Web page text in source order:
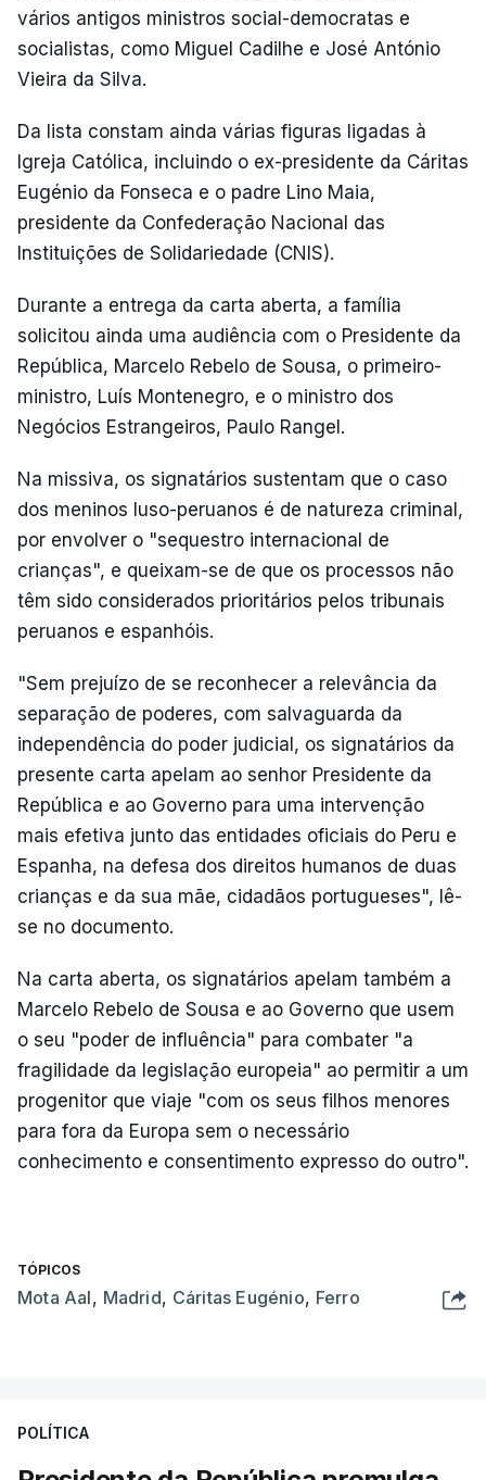
vários antigos ministros social-democratas e
socialistas, como Miguel Cadilhe e José António
Vieira da Silva.
Da lista constam ainda várias figuras ligadas à
Igreja Católica, incluindo o ex-presidente da Cáritas
Eugénio da Fonseca e o padre Lino Maia,
presidente da Confederação Nacional das
Instituições de Solidariedade (CNIS).
Durante a entrega da carta aberta, a família
solicitou ainda uma audiência com o Presidente da
República, Marcelo Rebelo de Sousa, o primeiro-
ministro, Luís Montenegro, e o ministro dos
Negócios Estrangeiros, Paulo Rangel.
Na missiva, os signatários sustentam que o caso
dos meninos luso-peruanos é de natureza criminal,
por envolver o "sequestro internacional de
crianças", e queixam-se de que os processos não
têm sido considerados prioritários pelos tribunais
peruanos e espanhóis.
"Sem prejuízo de se reconhecer a relevância da
separação de poderes, com salvaguarda da
independência do poder judicial, os signatários da
presente carta apelam ao senhor Presidente da
República e ao Governo para uma intervenção
mais efetiva junto das entidades oficiais do Peru e
Espanha, na defesa dos direitos humanos de duas
crianças e da sua mãe, cidadãos portugueses", lê-
se no documento.
Na carta aberta, os signatários apelam também a
Marcelo Rebelo de Sousa e ao Governo que usem
o seu "poder de influência" para combater "a
fragilidade da legislação europeia" ao permitir a um
progenitor que viaje "com os seus filhos menores
para fora da Europa sem o necessário
conhecimento e consentimento expresso do outro".
TÓPICOS
Mota Aal, Madrid, Cáritas Eugénio, Ferro
POLÍTICA